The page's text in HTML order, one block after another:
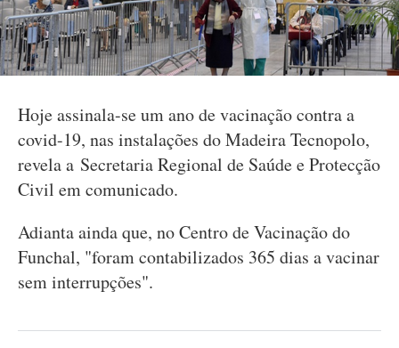
Hoje assinala-se um ano de vacinação contra a
covid-19, nas instalações do Madeira Tecnopolo,
revela a Secretaria Regional de Saúde e Protecção
Civil em comunicado.
Adianta ainda que, no Centro de Vacinação do
Funchal, "foram contabilizados 365 dias a vacinar
sem interrupções".